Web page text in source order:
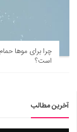
چرا برای موها
است؟
آخرین مطالب